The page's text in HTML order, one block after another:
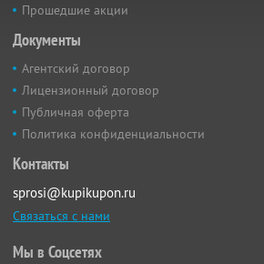
Прошедшие акции
Документы
Агентский договор
Лицензионный договор
Публичная оферта
Политика конфиденциальности
Контакты
sprosi@kupikupon.ru
Связаться с нами
Мы в Соцсетях